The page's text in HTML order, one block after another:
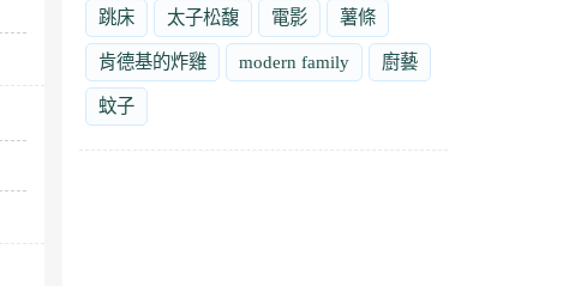
跳床 太子松馥 電影 薯條
肯德基的炸雞 modern family 廚藝
蚊子